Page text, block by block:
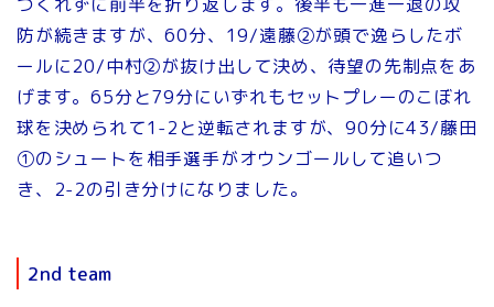
防が続きますが、60分、19/遠藤②が頭で逸らしたボ
ールに20/中村②が抜け出して決め、待望の先制点をあ
げます。65分と79分にいずれもセットプレーのこぼれ
球を決められて1-2と逆転されますが、90分に43/藤田
①のシュートを相手選手がオウンゴールして追いつ
き、2-2の引き分けになりました。
2nd team